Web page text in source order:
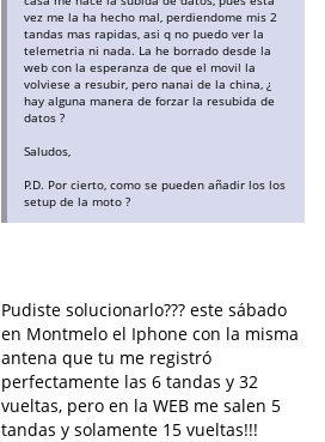
vez me la ha hecho mal, perdiendome mis 2
tandas mas rapidas, asi q no puedo ver la
telemetria ni nada. La he borrado desde la
web con la esperanza de que el movil la
volviese a resubir, pero nanai de la china, ¿
hay alguna manera de forzar la resubida de
datos ?
Saludos,
P.D. Por cierto, como se pueden añadir los los
setup de la moto ?
Pudiste solucionarlo??? este sábado
en Montmelo el Iphone con la misma
antena que tu me registró
perfectamente las 6 tandas y 32
vueltas, pero en la WEB me salen 5
tandas y solamente 15 vueltas!!!